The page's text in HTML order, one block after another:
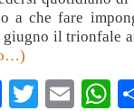
a che fare
giugno il trionfale
Facebook
Twitter